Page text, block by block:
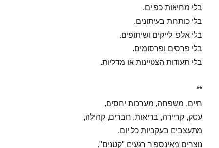
בלי מחיאות כפיים.
בלי כותרות בעיתונים.
בלי אלפי לייקים ושיתופים.
בלי פרסים ופרסומים.
בלי תעודות הצטיינות או מדליות.
**
חיים, משפחה, מערכות יחסים,
עסק, קריירה, בריאות, חברים, קהילה,
מתעצבים בעקביות כל יום.
נוצרים מאינספור רגעים "קטנים".